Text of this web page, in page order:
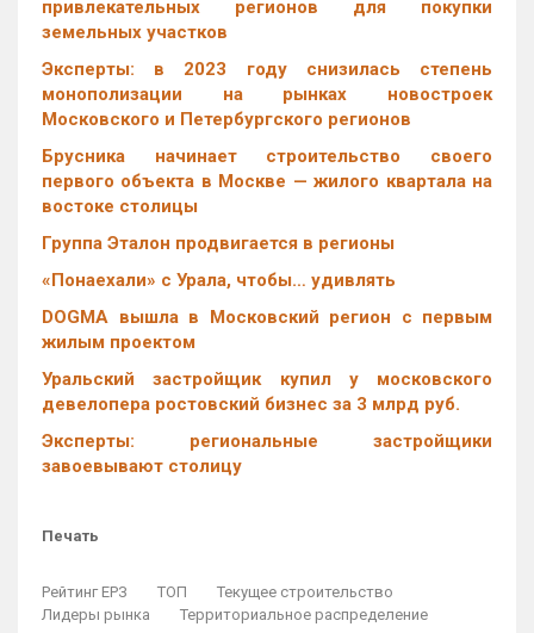
привлекательных регионов для покупки
земельных участков
Эксперты: в 2023 году снизилась степень
монополизации на рынках новостроек
Московского и Петербургского регионов
Брусника начинает строительство своего
первого объекта в Москве — жилого квартала на
востоке столицы
Группа Эталон продвигается в регионы
«Понаехали» с Урала, чтобы… удивлять
DOGMA вышла в Московский регион с первым
жилым проектом
Уральский застройщик купил у московского
девелопера ростовский бизнес за 3 млрд руб.
Эксперты: региональные застройщики
завоевывают столицу
Печать
Рейтинг ЕРЗ ТОП
Текущее строительство
Лидеры рынка
Территориальное распределение